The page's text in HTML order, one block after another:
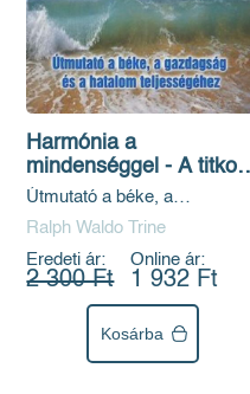
Harmónia a
mindenséggel - A titkok
tanítói I.
Útmutató a béke, a
gazdagság és a hatalom
teljességéhez
Ralph Waldo Trine
Eredeti ár:
2 300 Ft
Online ár:
1 932 Ft
Kosárba